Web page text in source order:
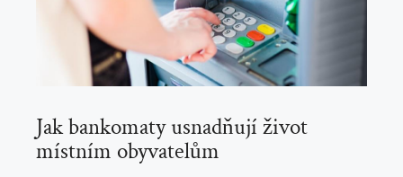
Jak bankomaty usnadňují život
místním obyvatelům